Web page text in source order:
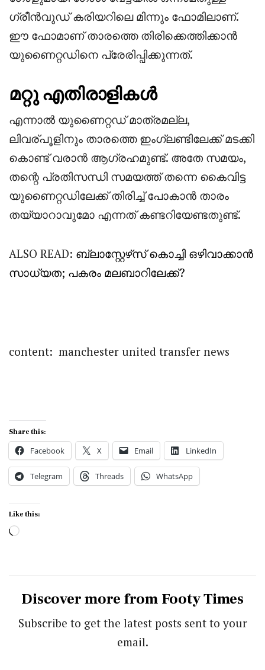
ഗ്രീൻവുഡ് കരിയറിലെ മിന്നും ഫോമിലാണ്.
ഈ ഫോമാണ് താരത്തെ തിരിക്കെത്തിക്കാൻ
യുണൈറ്റഡിനെ പ്രേരിപ്പിക്കുന്നത്.
മറ്റു എതിരാളികൾ
എന്നാൽ യുണൈറ്റഡ് മാത്രമല്ല,
ലിവര്പൂളിനും താരത്തെ ഇംഗ്ലണ്ടിലേക്ക് മടക്കി
കൊണ്ട് വരാൻ ആഗ്രഹമുണ്ട്. അതേ സമയം,
തന്റെ പ്രതിസന്ധി സമയത്ത് തന്നെ കൈവിട്ട
യുണൈറ്റഡിലേക്ക് തിരിച്ച് പോകാൻ താരം
തയ്യാറാവുമോ എന്നത് കണ്ടറിയേണ്ടതുണ്ട്.
ALSO READ: ബ്ലാസ്റ്റേഴ്‌സ് കൊച്ചി ഒഴിവാക്കാൻ
സാധ്യത; പകരം മലബാറിലേക്ക്?
content: manchester united transfer news
Share this:
Facebook X Email LinkedIn
Telegram Threads WhatsApp
Like this:
Loading…
Discover more from Footy Times
Subscribe to get the latest posts sent to your
email.